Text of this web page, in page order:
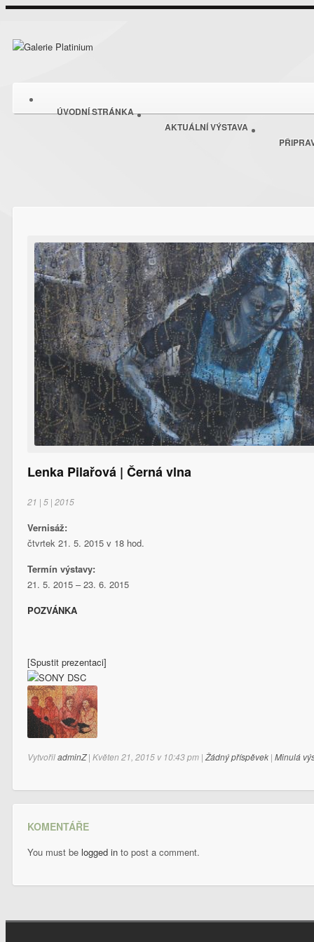
ÚVODNÍ STRÁNKA
AKTUÁLNÍ VÝSTAVA
Lenka Pilařová | Černá vlna
21 | 5 | 2015
Vernisáž:
čtvrtek 21. 5. 2015 v 18 hod.
Termín výstavy:
21. 5. 2015 – 23. 6. 2015
POZVÁNKA
[Spustit prezentaci]
VytvořiladminZ| Květen 21, 2015 v 10:43 pm | Žádný příspěvek | Minulá
KOMENTÁŘE
You must be logged in to post a comment.